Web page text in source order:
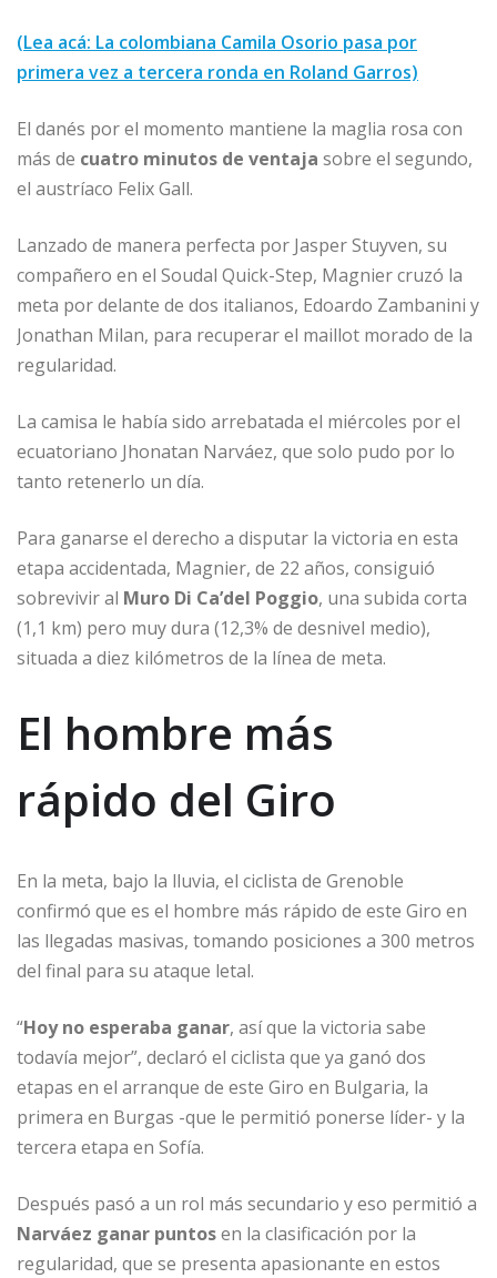
(Lea acá: La colombiana Camila Osorio pasa por
primera vez a tercera ronda en Roland Garros)
El danés por el momento mantiene la maglia rosa con
más de cuatro minutos de ventaja sobre el segundo,
el austríaco Felix Gall.
Lanzado de manera perfecta por Jasper Stuyven, su
compañero en el Soudal Quick-Step, Magnier cruzó la
meta por delante de dos italianos, Edoardo Zambanini y
Jonathan Milan, para recuperar el maillot morado de la
regularidad.
La camisa le había sido arrebatada el miércoles por el
ecuatoriano Jhonatan Narváez, que solo pudo por lo
tanto retenerlo un día.
Para ganarse el derecho a disputar la victoria en esta
etapa accidentada, Magnier, de 22 años, consiguió
sobrevivir al Muro Di Ca’del Poggio, una subida corta
(1,1 km) pero muy dura (12,3% de desnivel medio),
situada a diez kilómetros de la línea de meta.
El hombre más
rápido del Giro
En la meta, bajo la lluvia, el ciclista de Grenoble
confirmó que es el hombre más rápido de este Giro en
las llegadas masivas, tomando posiciones a 300 metros
del final para su ataque letal.
“Hoy no esperaba ganar, así que la victoria sabe
todavía mejor”, declaró el ciclista que ya ganó dos
etapas en el arranque de este Giro en Bulgaria, la
primera en Burgas -que le permitió ponerse líder- y la
tercera etapa en Sofía.
Después pasó a un rol más secundario y eso permitió a
Narváez ganar puntosen la clasificación por la
regularidad, que se presenta apasionante en estos